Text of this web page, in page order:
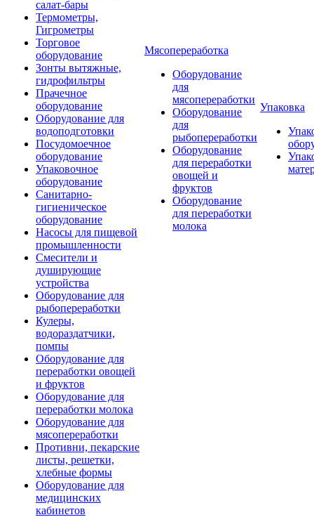
салат-бары
Термометры,
Гигрометры
Торговое
оборудование
Зонты вытяжные,
гидрофильтры
Прачечное
оборудование
Оборудование для
водоподготовки
Посудомоечное
оборудование
Упаковочное
оборудование
Санитарно-
гигиеническое
оборудование
Насосы для пищевой
промышленности
Смесители и
душирующие
устройства
Оборудование для
рыбопереработки
Кулеры,
водораздатчики,
помпы
Оборудование для
переработки овощей
и фруктов
Оборудование для
переработки молока
Оборудование для
мясопереработки
Противни, пекарские
листы, решетки,
хлебные формы
Оборудование для
медицинских
кабинетов
Мясопереработка
Оборудование
для
мясопереработки
Оборудование
для
рыбопереработки
Оборудование
для переработки
овощей и
фруктов
Оборудование
для переработки
молока
Упаковка